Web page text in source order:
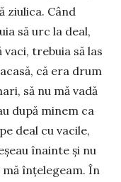
ziulica. Când
să urc la deal,
vaci, trebuia să las
că era drum
să nu mă vadă
după minem ca
deal cu vacile,
înainte și nu
mă înțelegeam. În